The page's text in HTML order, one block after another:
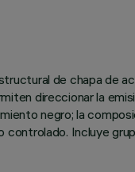
de chapa de
direccionar la
negro; la
Incluye